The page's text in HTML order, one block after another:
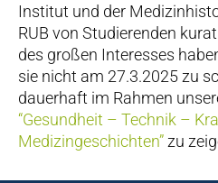
Institut und der
RUB von Studierenden
des großen Interesses
sie nicht am 27.3.2025 zu
dauerhaft im Rahmen
“Gesundheit – Technik –
Medizingeschichten” zu